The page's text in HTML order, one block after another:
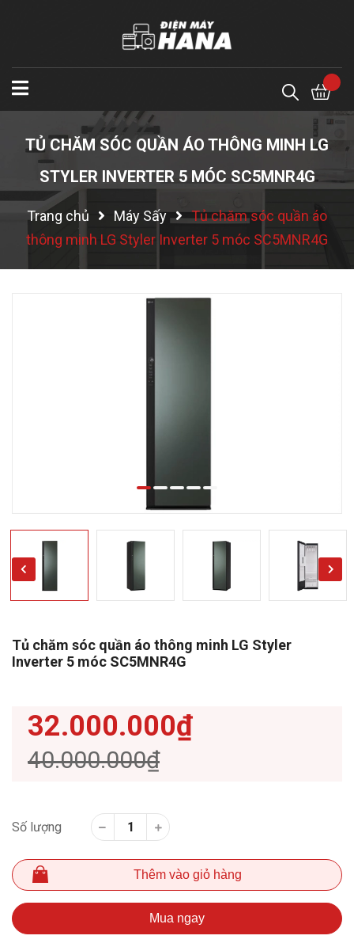
TỦ CHĂM SÓC QUẦN ÁO THÔNG MINH LG
STYLER INVERTER 5 MÓC SC5MNR4G
Trang chủ Máy Sấy
Tủ chăm sóc quần áo
thông minh LG Styler Inverter 5 móc SC5MNR4G
Tủ chăm sóc quần áo thông minh LG Styler
Inverter 5 móc SC5MNR4G
32.000.000₫
40.000.000₫
Số lượng
Thêm vào giỏ hàng
Mua ngay